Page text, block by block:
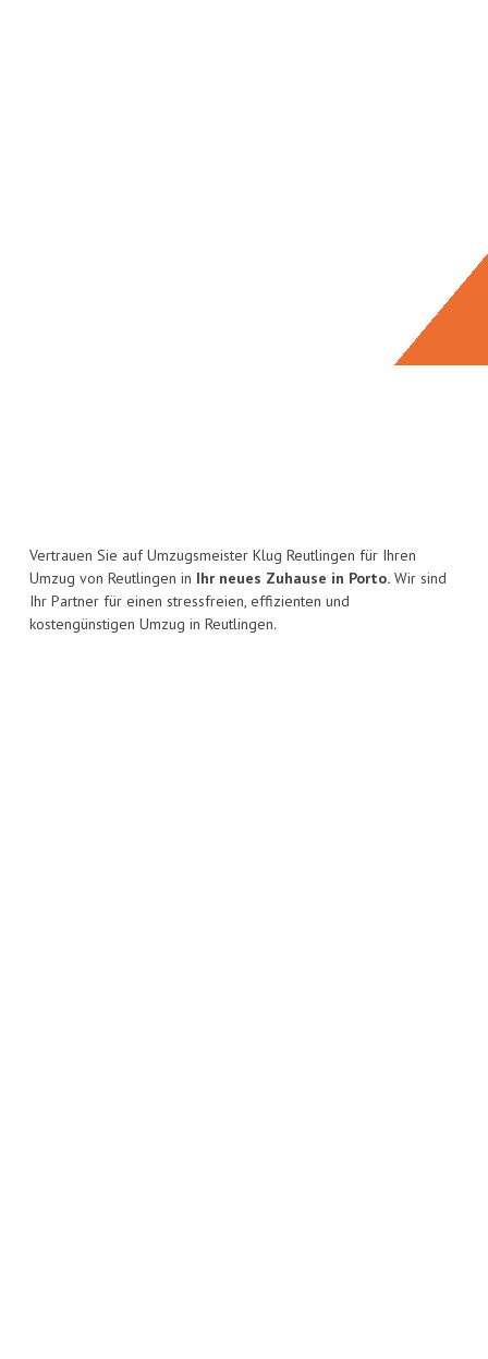
Vertrauen Sie auf Umzugsmeister Klug Reutlingen für Ihren
Umzug von Reutlingen in Ihr neues Zuhause in Porto. Wir sind
Ihr Partner für einen stressfreien, effizienten und
kostengünstigen Umzug in Reutlingen.